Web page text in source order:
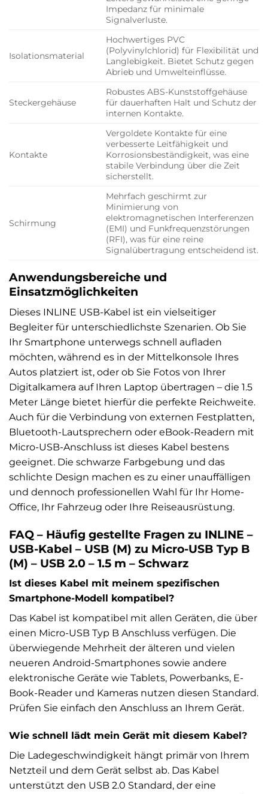
Impedanz für minimale
Signalverluste.
Isolationsmaterial
Hochwertiges PVC
(Polyvinylchlorid) für Flexibilität und
Langlebigkeit. Bietet Schutz gegen
Abrieb und Umwelteinflüsse.
Steckergehäuse
Robustes ABS-Kunststoffgehäuse
für dauerhaften Halt und Schutz der
internen Kontakte.
Kontakte
Vergoldete Kontakte für eine
verbesserte Leitfähigkeit und
Korrosionsbeständigkeit, was eine
stabile Verbindung über die Zeit
sicherstellt.
Schirmung
Mehrfach geschirmt zur
Minimierung von
elektromagnetischen Interferenzen
(EMI) und Funkfrequenzstörungen
(RFI), was für eine reine
Signalübertragung entscheidend ist.
Anwendungsbereiche und
Einsatzmöglichkeiten
Dieses INLINE USB-Kabel ist ein vielseitiger
Begleiter für unterschiedlichste Szenarien. Ob Sie
Ihr Smartphone unterwegs schnell aufladen
möchten, während es in der Mittelkonsole Ihres
Autos platziert ist, oder ob Sie Fotos von Ihrer
Digitalkamera auf Ihren Laptop übertragen – die 1.5
Meter Länge bietet hierfür die perfekte Reichweite.
Auch für die Verbindung von externen Festplatten,
Bluetooth-Lautsprechern oder eBook-Readern mit
Micro-USB-Anschluss ist dieses Kabel bestens
geeignet. Die schwarze Farbgebung und das
schlichte Design machen es zu einer unauffälligen
und dennoch professionellen Wahl für Ihr Home-
Office, Ihr Fahrzeug oder Ihre Reiseausrüstung.
FAQ – Häufig gestellte Fragen zu INLINE –
USB-Kabel – USB (M) zu Micro-USB Typ B
(M) – USB 2.0 – 1.5 m – Schwarz
Ist dieses Kabel mit meinem spezifischen
Smartphone-Modell kompatibel?
Das Kabel ist kompatibel mit allen Geräten, die über
einen Micro-USB Typ B Anschluss verfügen. Die
überwiegende Mehrheit der älteren und vielen
neueren Android-Smartphones sowie andere
elektronische Geräte wie Tablets, Powerbanks, E-
Book-Reader und Kameras nutzen diesen Standard.
Prüfen Sie einfach den Anschluss an Ihrem Gerät.
Wie schnell lädt mein Gerät mit diesem Kabel?
Die Ladegeschwindigkeit hängt primär von Ihrem
Netzteil und dem Gerät selbst ab. Das Kabel
unterstützt den USB 2.0 Standard, der eine